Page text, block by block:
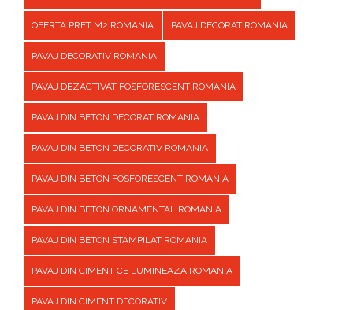
OFERTA PRET M2 ROMANIA PAVAJ DECORAT ROMANIA
PAVAJ DECORATIV ROMANIA
PAVAJ DEZACTIVAT FOSFORESCENT ROMANIA
PAVAJ DIN BETON DECORAT ROMANIA
PAVAJ DIN BETON DECORATIV ROMANIA
PAVAJ DIN BETON FOSFORESCENT ROMANIA
PAVAJ DIN BETON ORNAMENTAL ROMANIA
PAVAJ DIN BETON STAMPILAT ROMANIA
PAVAJ DIN CIMENT CE LUMINEAZA ROMANIA
PAVAJ DIN CIMENT DECORATIV